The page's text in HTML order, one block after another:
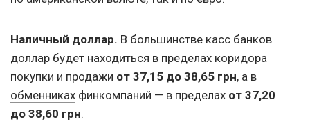
Наличный доллар. В большинстве касс банков
доллар будет находиться в пределах коридора
покупки и продажи от 37,15 до 38,65 грн, а в
обменниках финкомпаний — в пределах от 37,20
до 38,60 грн.